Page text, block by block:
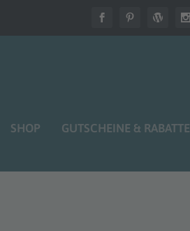
SHOP GUTSCHEINE & RABATTE